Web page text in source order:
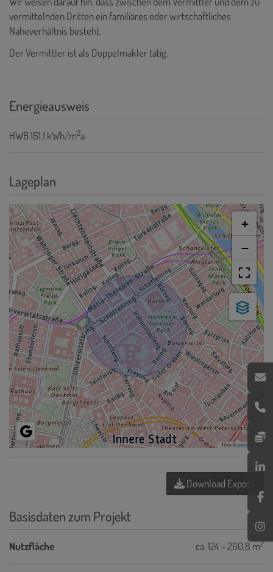
vermittelnden Dritten ein familiäres oder wirtschaftliches
Naheverhältnis besteht.
Der Vermittler ist als Doppelmakler tätig.
Energieausweis
HWB161.1 kWh/m2a
Lageplan
+
−
Tiles ©basemap.at
Download Expose
Basisdaten zum Projekt
Nutzfläche ca. 124 - 260,8 m2